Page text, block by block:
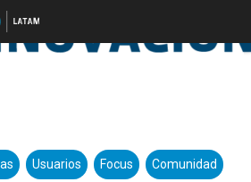
Usuarios Focus Comunidad